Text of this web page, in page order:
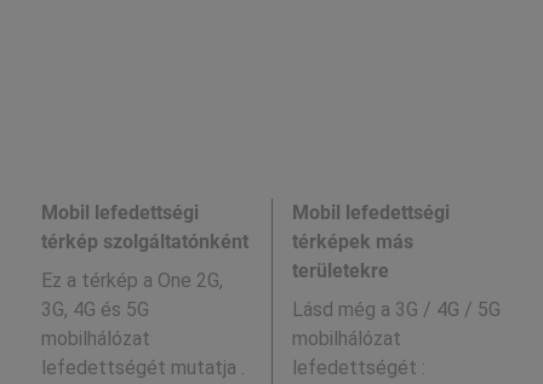
Mobil lefedettségi
térkép szolgáltatónként
Ez a térkép a One 2G,
3G, 4G és 5G
mobilhálózat
lefedettségét mutatja .
Mobil lefedettségi
térképek más
területekre
Lásd még a 3G / 4G / 5G
mobilhálózat
lefedettségét :